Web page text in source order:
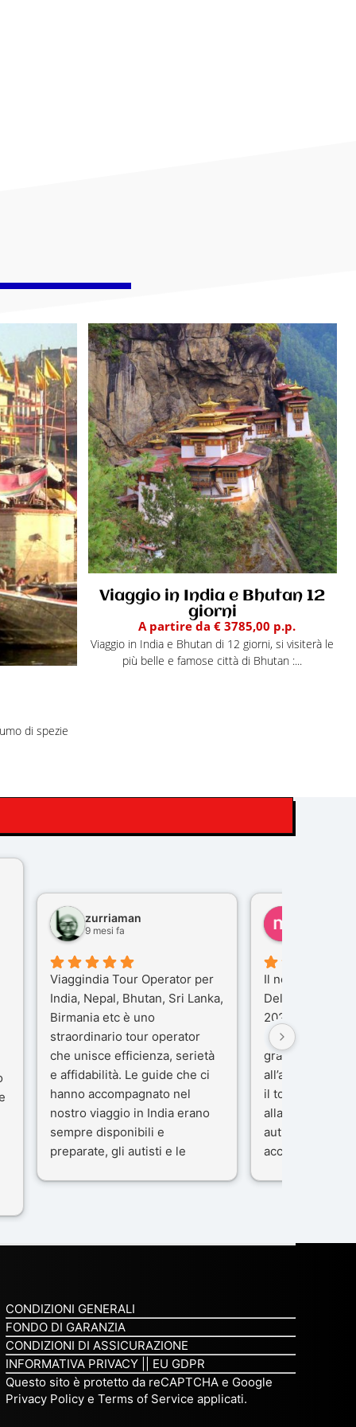
di spezie
Viaggio in India e Bhutan 12
giorni
A partire da € 3785,00 p.p.
Viaggio in India e Bhutan di 12 giorni, si visiterà le
più belle e famose città di Bhutan :...
zurriaman
9 mesi fa
Viaggindia Tour Operator per
India, Nepal, Bhutan, Sri Lanka,
Birmania etc è uno
straordinario tour operator
che unisce efficienza, serietà
e affidabilità. Le guide che ci
hanno accompagnato nel
nostro viaggio in India erano
sempre disponibili e
preparate, gli autisti e le
livello e di grande
minimi particolari.
Consigliatissimo!
Il nostro
Delhi e
2025), è stata
che porteremo
gran parte del
all’agenzia che
il tour con cura
alla nostra
autista che ci
accompagnati
qualcosa di
non è stata
compagno e un
CONDIZIONI GENERALI
FONDO DI GARANZIA
CONDIZIONI DI ASSICURAZIONE
INFORMATIVA PRIVACY|| EU GDPR
Questo sito è protetto da reCAPTCHA e Google
Privacy Policy e Terms of Service applicati.